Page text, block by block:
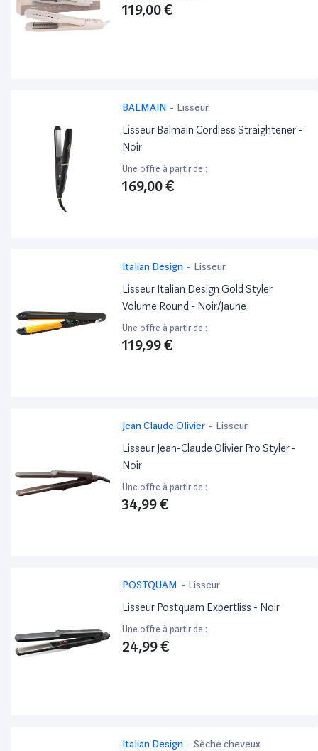
119,00 €
BALMAIN - Lisseur
Lisseur Balmain Cordless Straightener -
Noir
Une offre à partir de :
169,00 €
Italian Design - Lisseur
Lisseur Italian Design Gold Styler
Volume Round - Noir/Jaune
Une offre à partir de :
119,99 €
Jean Claude Olivier - Lisseur
Lisseur Jean-Claude Olivier Pro Styler -
Noir
Une offre à partir de :
34,99 €
POSTQUAM - Lisseur
Lisseur Postquam Expertliss - Noir
Une offre à partir de :
24,99 €
Italian Design - Sèche cheveux